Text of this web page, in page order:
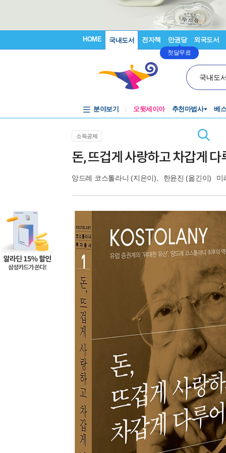
HOME 국내도서 전자책 만권당
첫달무료
외국도서
국내도
분야보기 오뒷세이아 추천마법사 베
소득공제
돈, 뜨겁게 사랑하고 차갑게 다
앙드레 코스톨라니 (지은이), 한윤진 (옮긴이) 미